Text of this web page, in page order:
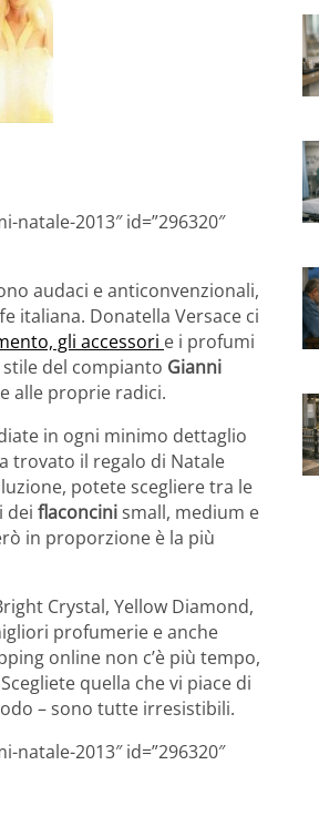
2013″ id=”296320″
audaci e anticonvenzionali,
italiana. Donatella Versace ci
gli accessori e i profumi
del compianto Gianni
alle proprie radici.
in ogni minimo dettaglio
trovato il regalo di Natale
potete scegliere tra le
dei flaconcinismall, medium e
in proporzione è la più
Crystal, Yellow Diamond,
profumerie e anche
online non c’è più tempo,
quella che vi piace di
– sono tutte irresistibili.
2013″ id=”296320″